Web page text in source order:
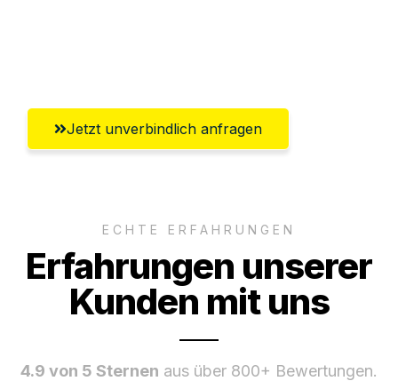
Jetzt unverbindlich anfragen
ECHTE ERFAHRUNGEN
Erfahrungen unserer
Kunden mit uns
4.9 von 5 Sternen aus über 800+ Bewertungen.